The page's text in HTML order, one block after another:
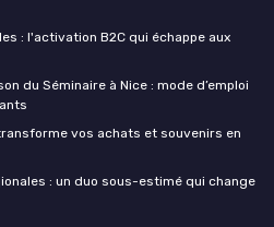
: l'activation B2C qui échappe aux
du Séminaire à Nice : mode d’emploi
vos achats et souvenirs en
: un duo sous-estimé qui change